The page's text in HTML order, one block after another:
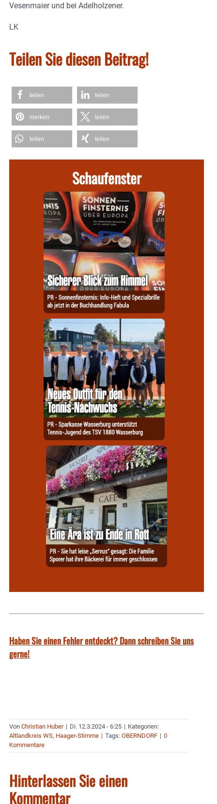
Vesenmaier und bei Adelholzener.
LK
Teilen Sie diesen Beitrag!
teilen teilen
merken teilen
teilen teilen
Schaufenster
Haben Sie einen Fehler entdeckt? Dann schreiben Sie uns
gerne!
Von Christian Huber | Di. 12.3.2024 - 6:25 | Kategorien:
Altlandkreis WS, Haager-Stimme | Tags: OBERNDORF | 0
Kommentare
Hinterlassen Sie einen
Kommentar